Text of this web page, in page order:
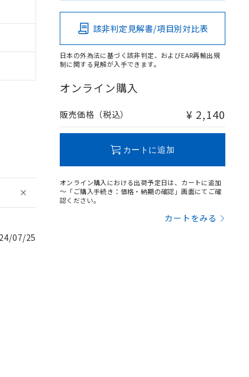
07/25
該非判定見解書/項目別対比表
日本の外為法に基づく該非判定、およびEAR再輸出規
制に関する見解が入手できます。
オンライン購入
販売価格（税込） ¥ 2,140
カートに追加
オンライン購入における出荷予定日は、カートに追加
～「ご購入手続き：価格・納期の確認」画面にてご確
認ください。
カートをみる